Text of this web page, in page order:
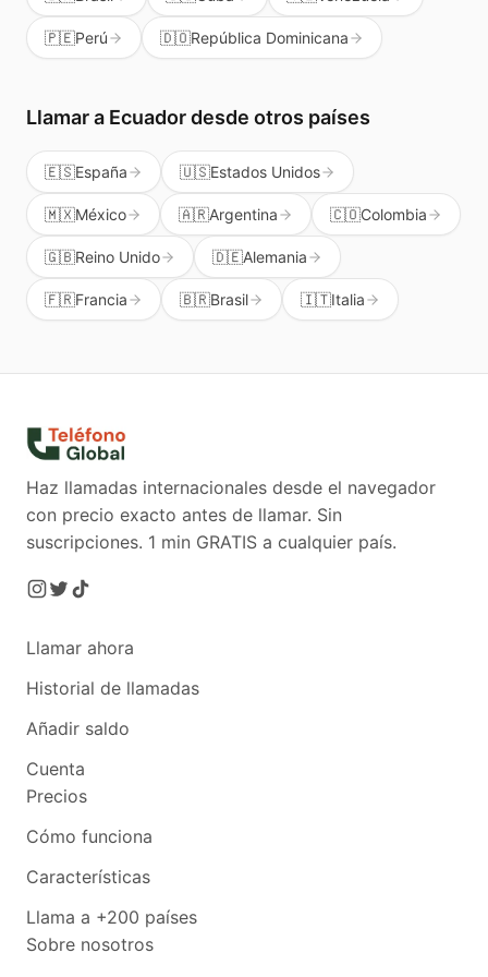
🇵🇪Perú 🇩🇴República Dominicana
Llamar a Ecuadordesde otros países
🇪🇸España 🇺🇸Estados Unidos
🇲🇽México 🇦🇷Argentina 🇨🇴Colombia
🇬🇧Reino Unido 🇩🇪Alemania
🇫🇷Francia 🇧🇷Brasil 🇮🇹Italia
Haz llamadas internacionales desde el navegador
con precio exacto antes de llamar. Sin
suscripciones. 1 min GRATIS a cualquier país.
Llamar ahora
Historial de llamadas
Añadir saldo
Cuenta
Precios
Cómo funciona
Características
Llama a +200 países
Sobre nosotros